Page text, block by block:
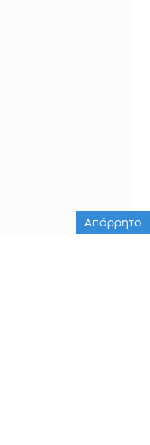
Απόρρητο